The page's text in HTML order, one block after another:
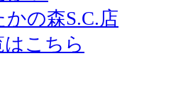
の森S.C.店
こちら